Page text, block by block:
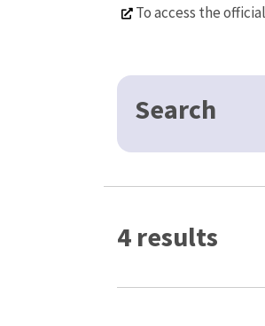
To access the
Search
4 results